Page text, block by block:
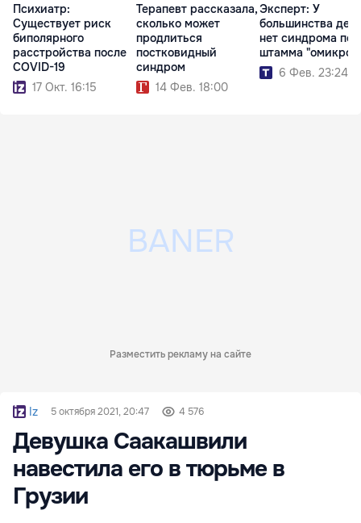
Психиатр:
Существует риск
биполярного
расстройства после
COVID-19
17 Окт. 16:15
Терапевт рассказала,
сколько может
продлиться
постковидный
синдром
14 Фев. 18:00
Эксперт: У
большинства
нет синдрома
штамма
6 Фев. 23:24
Разместить рекламу на сайте
Iz 5 октября 2021, 20:47 4 576
Девушка Саакашвили
навестила его в тюрьме в
Грузии